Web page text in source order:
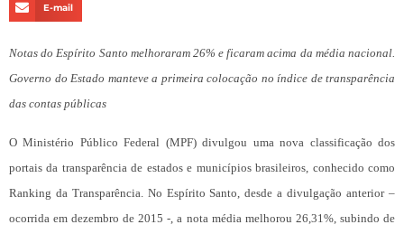
E-mail
Notas do Espírito Santo melhoraram 26% e ficaram acima da média nacional.
Governo do Estado manteve a primeira colocação no índice de transparência
das contas públicas
O Ministério Público Federal (MPF) divulgou uma nova classificação dos
portais da transparência de estados e municípios brasileiros, conhecido como
Ranking da Transparência. No Espírito Santo, desde a divulgação anterior –
ocorrida em dezembro de 2015 -, a nota média melhorou 26,31%, subindo de